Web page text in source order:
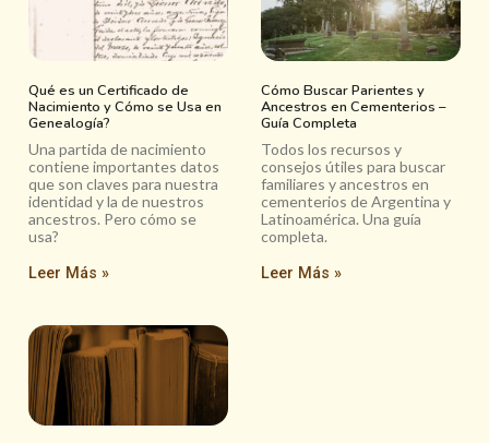
Qué es un Certificado de
Nacimiento y Cómo se Usa en
Genealogía?
Una partida de nacimiento
contiene importantes datos
que son claves para nuestra
identidad y la de nuestros
ancestros. Pero cómo se
usa?
Leer Más »
Cómo Buscar Parientes y
Ancestros en Cementerios –
Guía Completa
Todos los recursos y
consejos útiles para buscar
familiares y ancestros en
cementerios de Argentina y
Latinoamérica. Una guía
completa.
Leer Más »